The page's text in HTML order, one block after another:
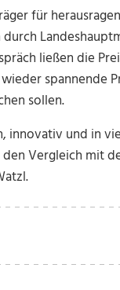
für
ließen die
spannende
sollen.
innovativ und in
Vergleich mit